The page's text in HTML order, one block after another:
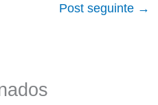
Post seguinte →